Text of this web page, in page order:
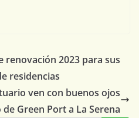
renovación 2023 para sus
residencias
ven con buenos ojos
Green Port a La Serena